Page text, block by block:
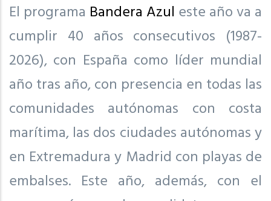
El programa Bandera Azul este año va a
cumplir 40 años consecutivos (1987-
2026), con España como líder mundial
año tras año, con presencia en todas las
comunidades autónomas con costa
marítima, las dos ciudades autónomas y
en Extremadura y Madrid con playas de
embalses. Este año, además, con el